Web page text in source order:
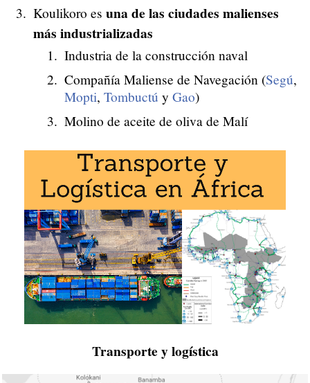
Koulikoro es una de las ciudades malienses
más industrializadas
Industria de la construcción naval
Compañía Maliense de Navegación (Segú,
Mopti, Tombuctú y Gao)
Molino de aceite de oliva de Malí
Transporte y logística